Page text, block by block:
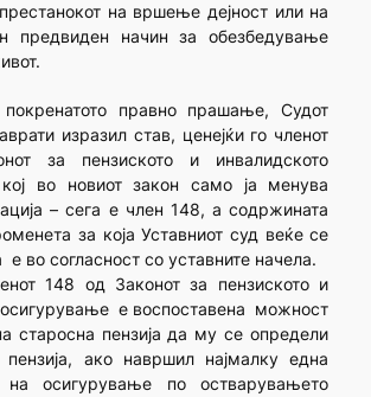
на вршење дејност или на
предвиден начин за обезбедување
правно прашање, Судот
изразил став, ценејќи го членот
за пензиското и инвалидското
во новиот закон само ја менува
– сега е член 148, а содржината
за која Уставниот суд веќе се
во согласност со уставните начела.
148 од Законот за пензиското и
осигурување е воспоставена можност
старосна пензија да му се определи
ако навршил најмалку една
осигурување по остварувањето